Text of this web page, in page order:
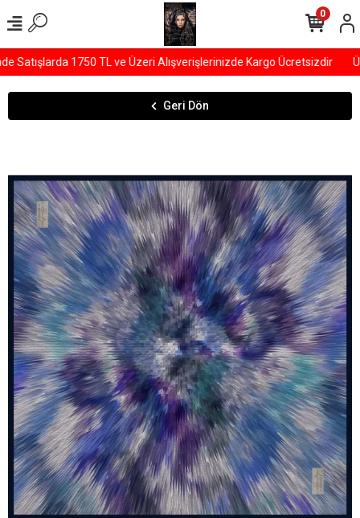
1750 TL ve Üzeri Alışverişlerinizde Kargo Ücretsizdir
0
Geri Dön